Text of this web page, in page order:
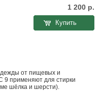
1 200 р.
Купить
от пищевых и
9 применяют для стирки
шёлка и шерсти).